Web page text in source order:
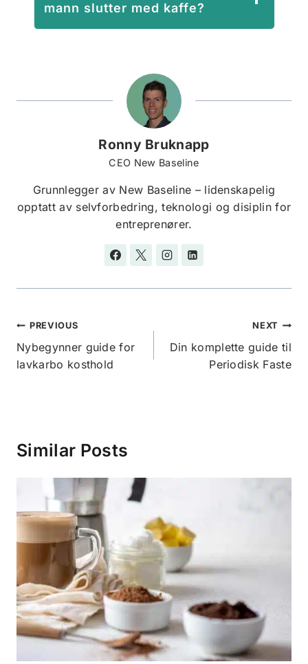
mann slutter med kaffe?
Ronny Bruknapp
CEO New Baseline
Grunnlegger av New Baseline – lidenskapelig
opptatt av selvforbedring, teknologi og disiplin for
entreprenører.
Innleggsnavigasjon
PREVIOUS
Nybegynner guide for
lavkarbo kosthold
NEXT
Din komplette guide til
Periodisk Faste
Similar Posts